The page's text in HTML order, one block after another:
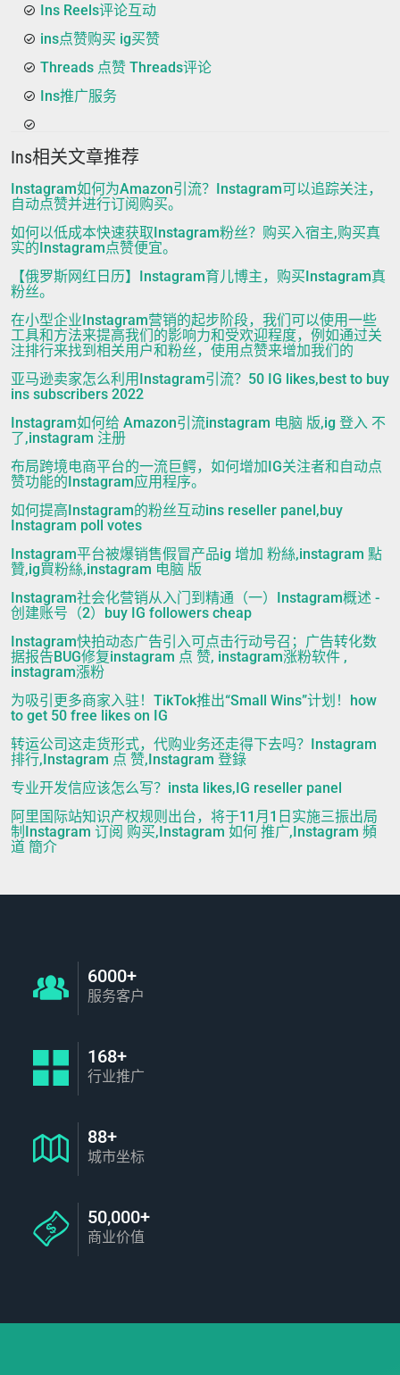
Ins Reels评论互动
ins点赞购买 ig买赞
Threads 点赞 Threads评论
Ins推广服务
Ins相关文章推荐
Instagram如何为Amazon引流？Instagram可以追踪关注，
自动点赞并进行订阅购买。
如何以低成本快速获取Instagram粉丝？购买入宿主,购买真
实的Instagram点赞便宜。
【俄罗斯网红日历】Instagram育儿博主，购买Instagram真
粉丝。
在小型企业Instagram营销的起步阶段，我们可以使用一些
工具和方法来提高我们的影响力和受欢迎程度，例如通过关
注排行来找到相关用户和粉丝，使用点赞来增加我们的
亚马逊卖家怎么利用Instagram引流？50 IG likes,best to buy
ins subscribers 2022
Instagram如何给 Amazon引流instagram 电脑 版,ig 登入 不
了,instagram 注册
布局跨境电商平台的一流巨鳄，如何增加IG关注者和自动点
赞功能的Instagram应用程序。
如何提高Instagram的粉丝互动ins reseller panel,buy
Instagram poll votes
Instagram平台被爆销售假冒产品ig 增加 粉絲,instagram 點
贊,ig買粉絲,instagram 电脑 版
Instagram社会化营销从入门到精通（一）Instagram概述 -
创建账号（2）buy IG followers cheap
Instagram快拍动态广告引入可点击行动号召；广告转化数
据报告BUG修复instagram 点 赞, instagram涨粉软件 ,
instagram漲粉
为吸引更多商家入驻！TikTok推出“Small Wins”计划！how
to get 50 free likes on IG
转运公司这走货形式，代购业务还走得下去吗？Instagram
排行,Instagram 点 赞,Instagram 登錄
专业开发信应该怎么写？insta likes,IG reseller panel
阿里国际站知识产权规则出台，将于11月1日实施三振出局
制Instagram 订阅 购买,Instagram 如何 推广,Instagram 頻
道 簡介
6000+
服务客户
168+
行业推广
88+
城市坐标
50,000+
商业价值